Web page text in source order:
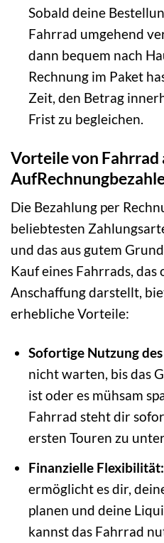
Sobald deine
Fahrrad umgehend
dann bequem nach
Rechnung im Paket
Zeit, den Betrag
Frist zu begleichen.
Vorteile von Fahrrad
Die Bezahlung per
beliebtesten
und das aus gutem
Kauf eines Fahrrads,
Anschaffung darstellt,
erhebliche Vorteile:
Sofortige Nutzung
nicht warten, bis das
ist oder es mühsam
Fahrrad steht dir
ersten Touren zu
Finanzielle Flexibilität:
ermöglicht es dir,
planen und deine
kannst das Fahrrad